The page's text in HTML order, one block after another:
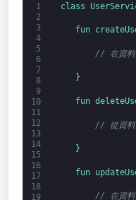
1
2
3
4
5
6
7
8
9
10
11
12
13
14
15
16
17
18
19
class
fun
// 在資料
}
fun
// 從資料
}
fun
// 在資料